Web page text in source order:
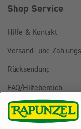
Shop Service
Hilfe & Kontakt
Versand- und
Rücksendung
FAQ/Hilfebereich
BESTELLUNG